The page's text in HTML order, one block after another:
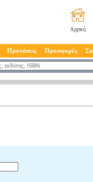
Αρχική
Προτάσεις Προσφορές